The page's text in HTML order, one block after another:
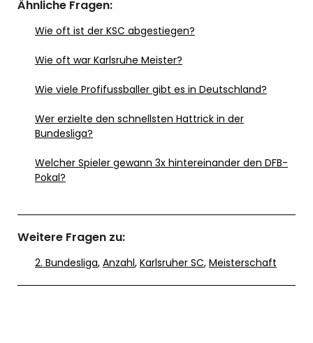
Ähnliche Fragen:
Wie oft ist der KSC abgestiegen?
Wie oft war Karlsruhe Meister?
Wie viele Profifussballer gibt es in Deutschland?
Wer erzielte den schnellsten Hattrick in der
Bundesliga?
Welcher Spieler gewann 3x hintereinander den DFB-
Pokal?
Weitere Fragen zu:
2. Bundesliga, Anzahl, Karlsruher SC, Meisterschaft